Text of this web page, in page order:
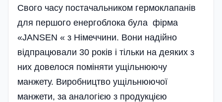
Свого часу постачальником гермоклапанів
для першого енергоблока була фірма
«JANSEN « з Німеччини. Вони надійно
відпрацювали 30 років і тільки на деяких з
них довелося поміняти ущільнюючу
манжету. Виробництво ущільнюючої
манжети, за аналогією з продукцією